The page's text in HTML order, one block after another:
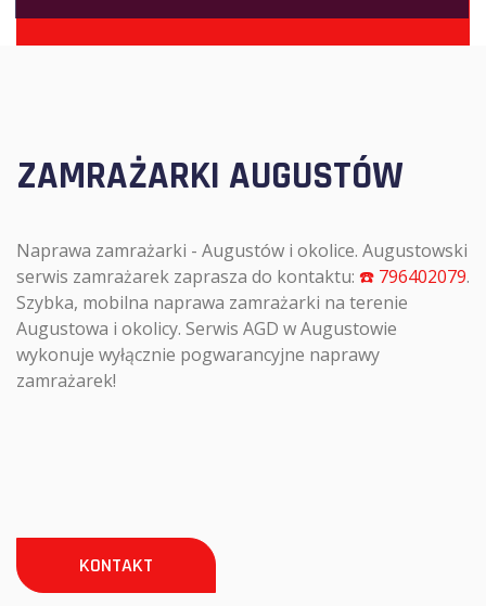
ZAMRAŻARKI AUGUSTÓW
Naprawa zamrażarki - Augustów i okolice. Augustowski
serwis zamrażarek zaprasza do kontaktu: ☎️ 796402079.
Szybka, mobilna naprawa zamrażarki na terenie
Augustowa i okolicy. Serwis AGD w Augustowie
wykonuje wyłącznie pogwarancyjne naprawy
zamrażarek!
KONTAKT